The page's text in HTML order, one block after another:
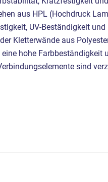
aus HPL (Hochdruck
UV-Beständigkeit und
Kletterwände aus
hohe Farbbeständigkeit
sind